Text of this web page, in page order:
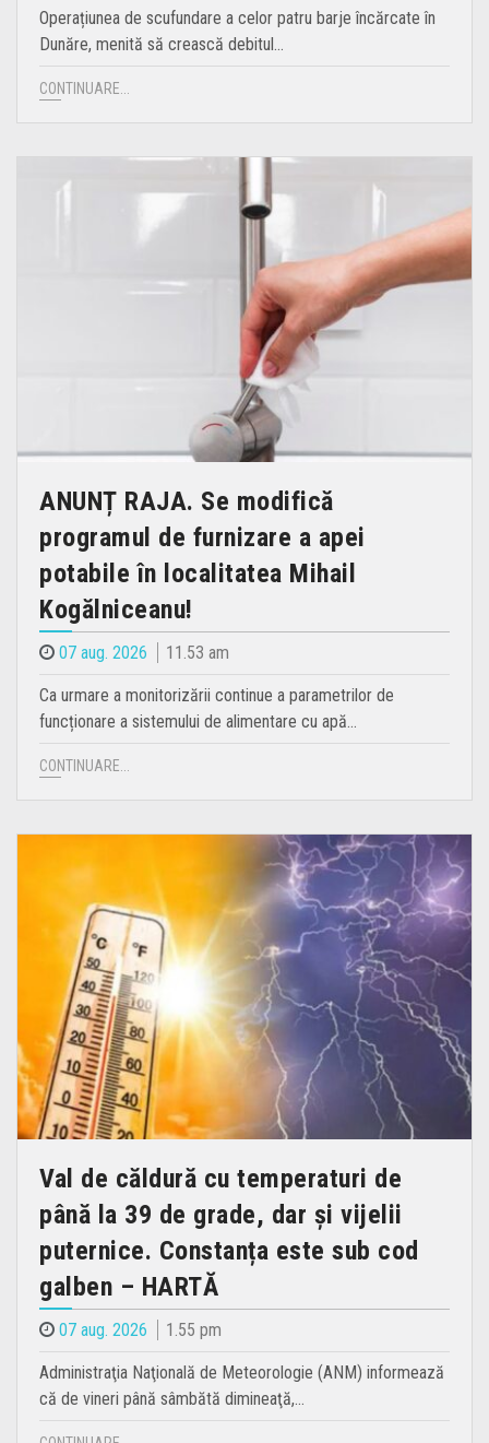
Operațiunea de scufundare a celor patru barje încărcate în
Dunăre, menită să crească debitul…
CONTINUARE...
ANUNȚ RAJA. Se modifică
programul de furnizare a apei
potabile în localitatea Mihail
Kogălniceanu!
07 aug. 2026 11.53 am
Ca urmare a monitorizării continue a parametrilor de
funcționare a sistemului de alimentare cu apă…
CONTINUARE...
Val de căldură cu temperaturi de
până la 39 de grade, dar și vijelii
puternice. Constanța este sub cod
galben – HARTĂ
07 aug. 2026 1.55 pm
Administraţia Naţională de Meteorologie (ANM) informează
că de vineri până sâmbătă dimineaţă,…